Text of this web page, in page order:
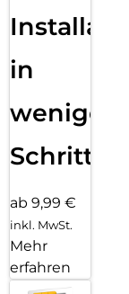
in
wenigen
Schritten
ab 9,99 €
inkl. MwSt.
Mehr
erfahren